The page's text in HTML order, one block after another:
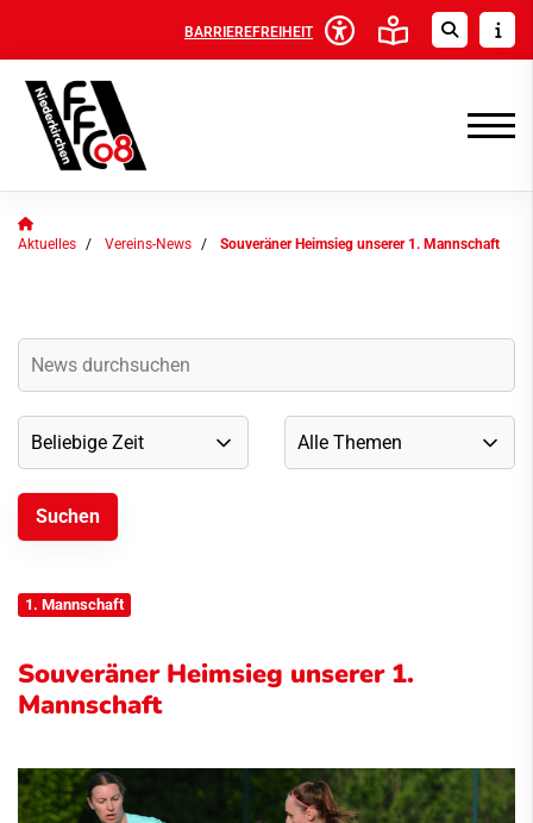
BARRIEREFREIHEIT
Aktuelles Vereins-News Souveräner Heimsieg unserer 1. Mannschaft
1. Mannschaft
Souveräner Heimsieg unserer 1.
Mannschaft